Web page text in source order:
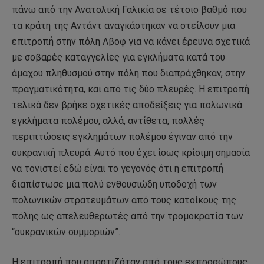
πάνω από την Ανατολική Γαλικία σε τέτοιο βαθμό που
τα κράτη της Αντάντ αναγκάστηκαν να στείλουν μια
επιτροπή στην πόλη Λβοφ για να κάνει έρευνα σχετικά
με σοβαρές καταγγελίες για εγκλήματα κατά του
άμαχου πληθυσμού στην πόλη που διαπράχθηκαν, στην
πραγματικότητα, και από τις δύο πλευρές. Η επιτροπή
τελικά δεν βρήκε σχετικές αποδείξεις για πολωνικά
εγκλήματα πολέμου, αλλά, αντίθετα, πολλές
περιπτώσεις εγκλημάτων πολέμου έγιναν από την
ουκρανική πλευρά. Αυτό που έχει ίσως κρίσιμη σημασία
να τονιστεί εδώ είναι το γεγονός ότι η επιτροπή
διαπίστωσε μια πολύ ενθουσιώδη υποδοχή των
πολωνικών στρατευμάτων από τους κατοίκους της
πόλης ως απελευθερωτές από την τρομοκρατία των
“ουκρανικών συμμοριών”.